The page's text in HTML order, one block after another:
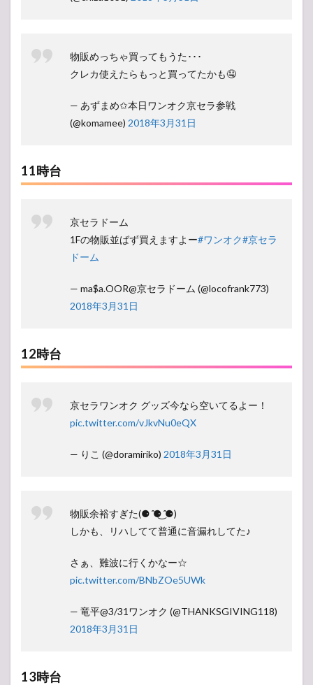
物販めっちゃ買ってもうた･･･
クレカ使えたらもっと買ってたかも🤤
— あずまめ✩本日ワンオク京セラ参戦
(@komamee) 2018年3月31日
11時台
京セラドーム
1Fの物販並ばず買えますよー#ワンオク#京セラ
ドーム
— ma$a.OOR@京セラドーム (@locofrank773)
2018年3月31日
12時台
京セラワンオク グッズ今なら空いてるよー！
pic.twitter.com/vJkvNu0eQX
— りこ (@doramiriko) 2018年3月31日
物販余裕すぎた(⚈ ̍̑⚈͜ ̍̑⚈)
しかも、リハしてて普通に音漏れしてた♪
さぁ、難波に行くかなー☆
pic.twitter.com/BNbZOe5UWk
— 竜平@3/31ワンオク (@THANKSGIVING118)
2018年3月31日
13時台